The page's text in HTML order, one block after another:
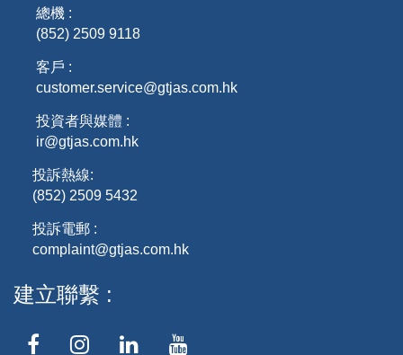
總機 :
(852) 2509 9118
客戶 :
customer.service@gtjas.com.hk
投資者與媒體 :
ir@gtjas.com.hk
投訴熱線:
(852) 2509 5432
投訴電郵 :
complaint@gtjas.com.hk
建立聯繫